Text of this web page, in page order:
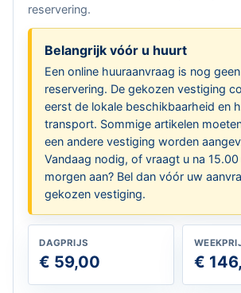
reservering.
Belangrijk vóór u huurt
Een online huuraanvraag is nog
reservering. De gekozen vestiging
eerst de lokale beschikbaarheid en
transport. Sommige artikelen
een andere vestiging worden
Vandaag nodig, of vraagt u na
morgen aan? Bel dan vóór uw
gekozen vestiging.
DAGPRIJS
€ 59,00 €